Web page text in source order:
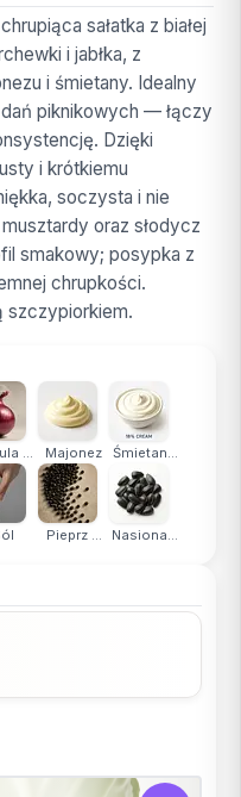
sałatka z białej
i jabłka, z
i śmietany. Idealny
piknikowych — łączy
Dzięki
i krótkiemu
soczysta i nie
oraz słodycz
smakowy; posypka z
chrupkości.
szczypiorkiem.
... Majonez Śmietan...
Pieprz ... Nasiona...